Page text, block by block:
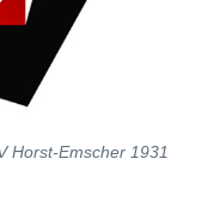
Horst-Emscher 1931